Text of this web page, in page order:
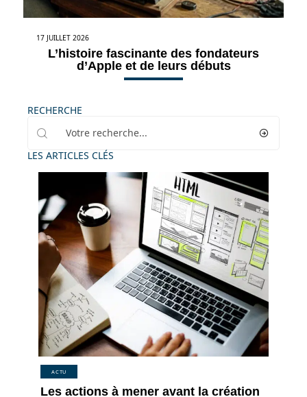
17 JUILLET 2026
L’histoire fascinante des fondateurs
d’Apple et de leurs débuts
RECHERCHE
LES ARTICLES CLÉS
ACTU
Les actions à mener avant la création